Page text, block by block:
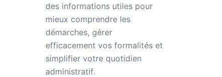
des informations utiles pour
mieux comprendre les
démarches, gérer
efficacement vos formalités et
simplifier votre quotidien
administratif.